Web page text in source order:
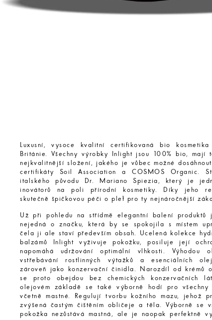
Luxusní, vysoce kvalitní certifikovaná bio
Británie. Všechny výrobky Inlight jsou 100% bio, mají
nejkvalitnější složení, jakého je vůbec možné
certifikáty Soil Association a COSMOS Organic.
italského původu Dr. Mariano Spiezia, který je
inovátorů na poli přírodní kosmetiky. Díky jeho
skutečně špičkovou péči o pleť pro ty nejnáročnější
Už při pohledu na střídmě elegantní balení produktů
nejedná o značku, která by se spokojila s místem
čela ji ale staví především obsah. Ucelená kolekce
balzámů Inlight vyživuje pokožku, posiluje její
napomáhá udržování optimální vlhkosti. Výhodou
vstřebávání rostlinných výtažků a esenciálních
zároveň jako konzervační činidla. Narozdíl od krémů
se proto obejdou bez chemických konzervačních
olejovém základě se také výborně hodí pro
včetně mastné. Regulují tvorbu kožního mazu, jehož
zvýšená častým čištěním obličeje a těla. Výborně se
pokožka nezůstává mastná, ale je naopak perfektně